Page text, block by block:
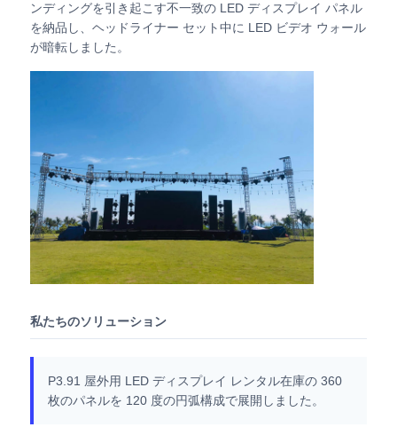
SMD LEDスクリーン
屋外の導かれた看板
ンディングを引き起こす不一致の LED ディスプレイ パネル
を納品し、ヘッドライナー セット中に LED ビデオ ウォール
が暗転しました。
私たちのソリューション
P3.91 屋外用 LED ディスプレイ レンタル在庫の 360
枚のパネルを 120 度の円弧構成で展開しました。